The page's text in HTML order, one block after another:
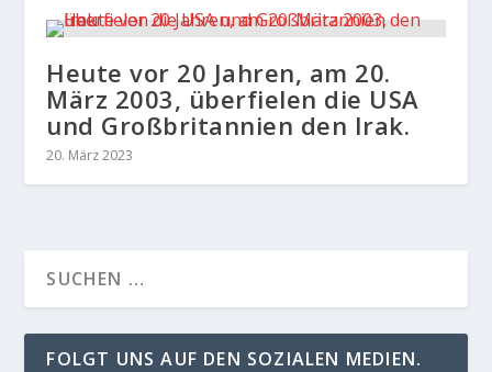
Heute vor 20 Jahren, am 20.
März 2003, überfielen die USA
und Großbritannien den Irak.
20. März 2023
FOLGT UNS AUF DEN SOZIALEN MEDIEN.